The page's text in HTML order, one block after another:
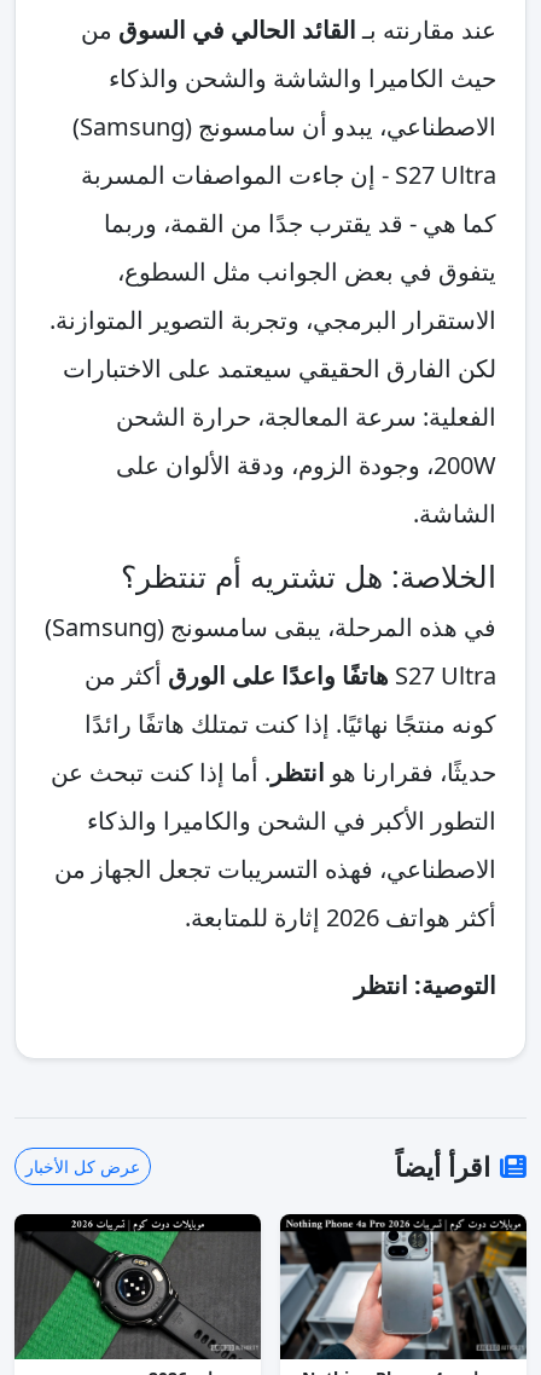
عند مقارنته بـالقائد الحالي في السوق من
حيث الكاميرا والشاشة والشحن والذكاء
الاصطناعي، يبدو أن سامسونج (Samsung)
S27 Ultra - إن جاءت المواصفات المسربة
كما هي - قد يقترب جدًا من القمة، وربما
يتفوق في بعض الجوانب مثل السطوع،
الاستقرار البرمجي، وتجربة التصوير المتوازنة.
لكن الفارق الحقيقي سيعتمد على الاختبارات
الفعلية: سرعة المعالجة، حرارة الشحن
200W، وجودة الزوم، ودقة الألوان على
الشاشة.
الخلاصة: هل تشتريه أم تنتظر؟
في هذه المرحلة، يبقى سامسونج (Samsung)
S27 Ultra هاتفًا واعدًا على الورق أكثر من
كونه منتجًا نهائيًا. إذا كنت تمتلك هاتفًا رائدًا
حديثًا، فقرارنا هو انتظر . أما إذا كنت تبحث عن
التطور الأكبر في الشحن والكاميرا والذكاء
الاصطناعي، فهذه التسريبات تجعل الجهاز من
أكثر هواتف 2026 إثارة للمتابعة.
التوصية: انتظر
اقرأ أيضاً عرض كل الأخبار